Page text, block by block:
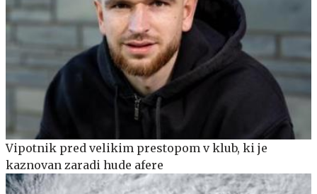
Vipotnik pred velikim prestopom v klub, ki je
kaznovan zaradi hude afere